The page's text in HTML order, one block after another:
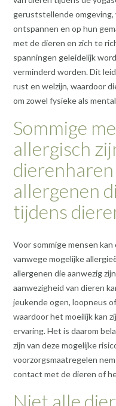
geruststellende omgeving,
ontspannen en op hun
met de dieren en zich te
spanningen geleidelijk
verminderd worden. Dit
rust en welzijn, waardoor
om zowel fysieke als
Sommige
allergisch
allergenen
tijdens
Voor sommige mensen
vanwege mogelijke
allergenen die aanwezig
aanwezigheid van dieren
jeukende ogen, loopneus
waardoor het moeilijk kan
ervaring. Het is daarom
zijn van deze mogelijke
voorzorgsmaatregelen
contact met de dieren of
Niet alle